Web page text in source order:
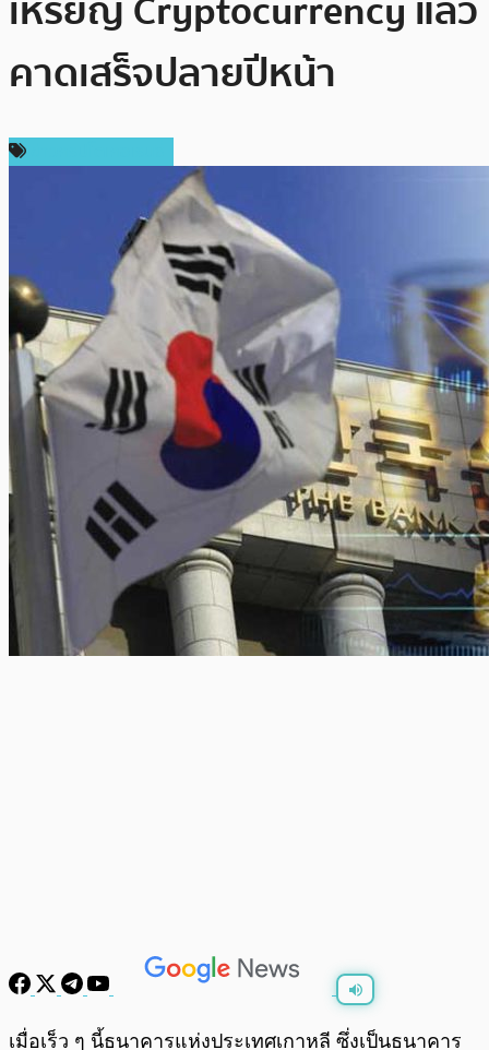
คาดเสร็จปลายปีหน้า
พร้อมเล่น 0:00
เมื่อเร็ว ๆ นี้ธนาคารแห่งประเทศเกาหลี ซึ่งเป็นธนาคาร